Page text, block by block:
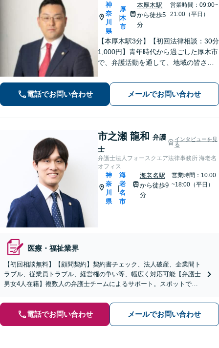
神
奈
川
県
厚
木
市
本厚木駅
から徒歩5
分
営業時間：09:00~
21:00（平日）
【本厚木駅3分】【初回法律相談：30分
1,000円】青年時代から過ごした厚木市
で、弁護活動を通して、地域の皆さま
産・インターネット問題など幅広い分
野に対応可能です。【休日・夜間対
応】
電話でお問い合わせ メールでお問い合わせ
市之瀬 龍和 弁護
士
インタビューを見
る
弁護士法人フォースクエア法律事務所 海老名
オフィス
神
奈
川
県
|
海
老
名
市
海老名駅
から徒歩9
分
営業時間：10:00
~18:00（平日）
医療・福祉業界
【初回相談無料】【顧問契約】契約書チェック、法人破産、企業間ト
ラブル、従業員トラブル、経営権の争い等、幅広く対応可能【弁護士
男女4人在籍】複数人の弁護士チームによるサポート。スポットでの
電話でお問い合わせ メールでお問い合わせ